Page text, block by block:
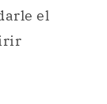
el